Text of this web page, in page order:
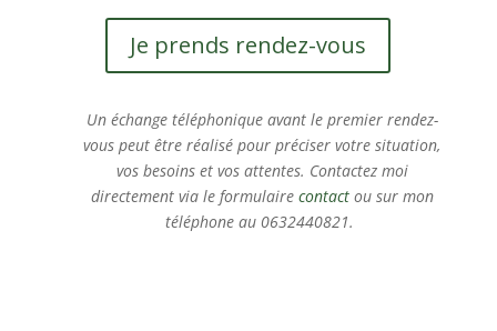
Je prends rendez-vous
Un échange téléphonique avant le premier rendez-
vous peut être réalisé pour préciser votre situation,
vos besoins et vos attentes. Contactez moi
directement via le formulaire contactou sur mon
téléphoneau 0632440821.